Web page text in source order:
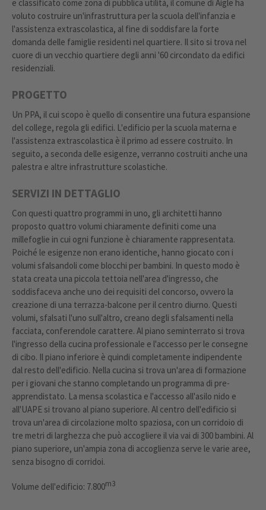
e classificato come zona di pubblica utilità, il comune di Aigle ha
voluto costruire un'infrastruttura per la scuola dell'infanzia e
l'assistenza extrascolastica, al fine di soddisfare la forte
domanda delle famiglie residenti nel quartiere. Il sito si trova nel
cuore di un vecchio quartiere degli anni '60 circondato da edifici
residenziali.
PROGETTO
Un PPA, il cui scopo è quello di consentire una futura espansione
del college, regola gli edifici. L'edificio per la scuola materna e
l'assistenza extrascolastica è il primo ad essere costruito. In
seguito, a seconda delle esigenze, verranno costruiti anche una
palestra e altre infrastrutture scolastiche.
SERVIZI IN DETTAGLIO
Con questi quattro programmi in uno, gli architetti hanno
proposto quattro volumi chiaramente definiti come una
millefoglie in cui ogni funzione è chiaramente rappresentata.
Poiché le esigenze non erano identiche, hanno giocato con i
volumi sfalsandoli come blocchi per bambini. In questo modo è
stata creata una piccola tettoia nell'area d'ingresso, che
soddisfaceva anche uno dei requisiti del concorso, ovvero la
creazione di una terrazza-balcone per il centro diurno. Questi
volumi, sfalsati l'uno sull'altro, creano degli sfalsamenti nella
facciata, conferendole carattere. Al piano seminterrato si trova
l'ingresso della cucina professionale e l'accesso per le consegne
di cibo. Il piano inferiore è quindi completamente indipendente
dal resto dell'edificio. Nella cucina si trova un'area di formazione
per i giovani che stanno completando un programma di pre-
apprendistato. La mensa scolastica e l'accesso all'asilo nido e
all'UAPE si trovano al piano superiore. Al centro dell'edificio si
trova un'area di circolazione molto spaziosa, con un corridoio di
tre metri di larghezza che può accogliere il via vai di 300 bambini. Al
piano superiore, un'ampia zona di accoglienza serve le varie aree,
senza bisogno di corridoi.
Volume dell'edificio: 7.800m3